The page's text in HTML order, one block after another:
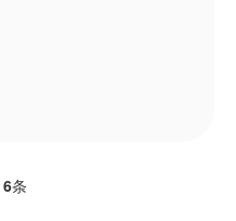
6条